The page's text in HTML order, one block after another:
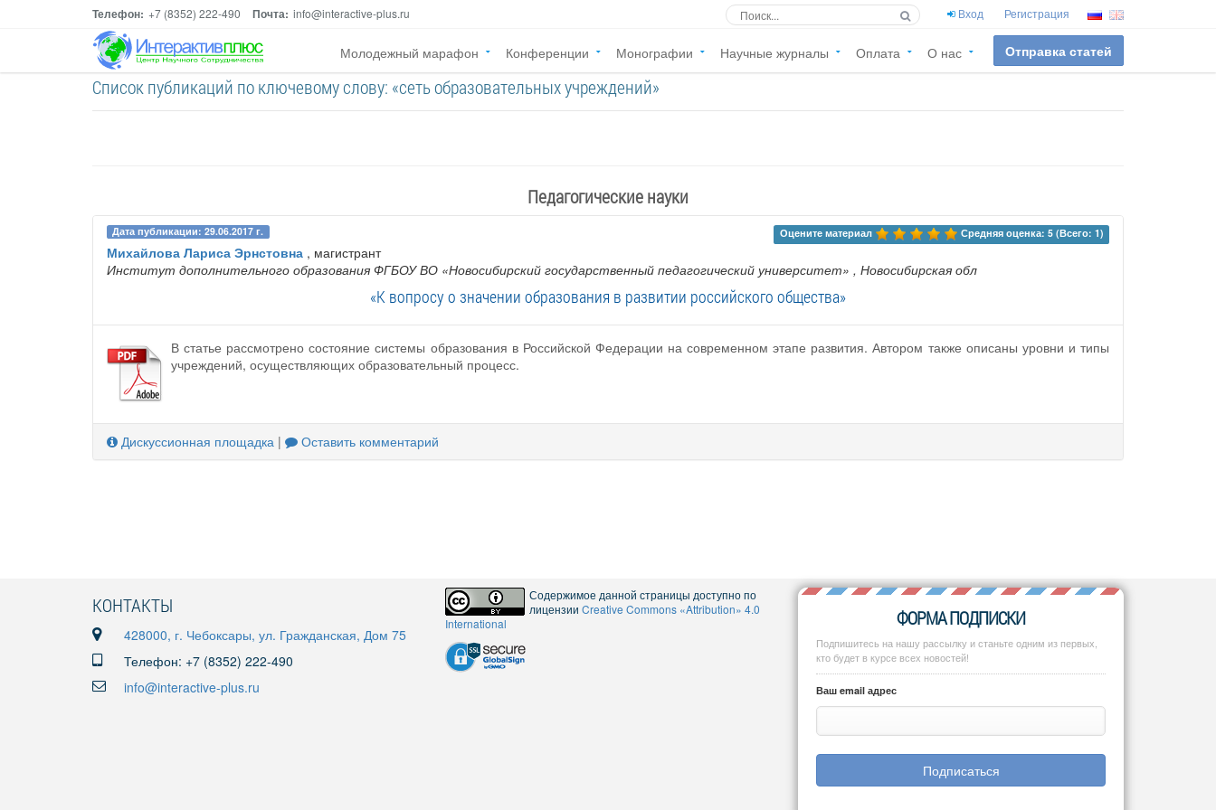
Телефон: +7 (8352) 222-490 Почта: info@interactive-plus.ru Вход Регистрация
Молодежный марафон Конференции Монографии Научные журналы Оплата О нас Отправка статей
Список публикаций по ключевому слову: «сеть образовательных учреждений»
Педагогические науки
Дата публикации: 29.06.2017 г. Оцените материал Средняя оценка: 5 (Всего: 1)
Михайлова Лариса Эрнстовна , магистрант
Институт дополнительного образования ФГБОУ ВО «Новосибирский государственный педагогический университет» , Новосибирская обл
«К вопросу о значении образования в развитии российского общества»
В статье рассмотрено состояние системы образования в Российской Федерации на современном этапе развития. Автором также описаны уровни и типы
учреждений, осуществляющих образовательный процесс.
Дискуссионная площадка | Оставить комментарий
КОНТАКТЫ
428000, г. Чебоксары, ул. Гражданская, Дом 75
Телефон: +7 (8352) 222-490
info@interactive-plus.ru
Содержимое данной страницы доступно по
лицензии Creative Commons «Attribution» 4.0
International
ФОРМА ПОДПИСКИ
Подпишитесь на нашу рассылку и станьте одним из первых,
кто будет в курсе всех новостей!
Ваш email адрес
Подписаться